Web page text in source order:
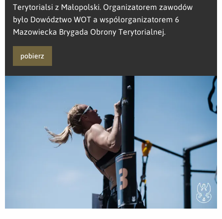
Terytorialsi z Małopolski. Organizatorem zawodów
było Dowództwo WOT a współorganizatorem 6
Mazowiecka Brygada Obrony Terytorialnej.
pobierz